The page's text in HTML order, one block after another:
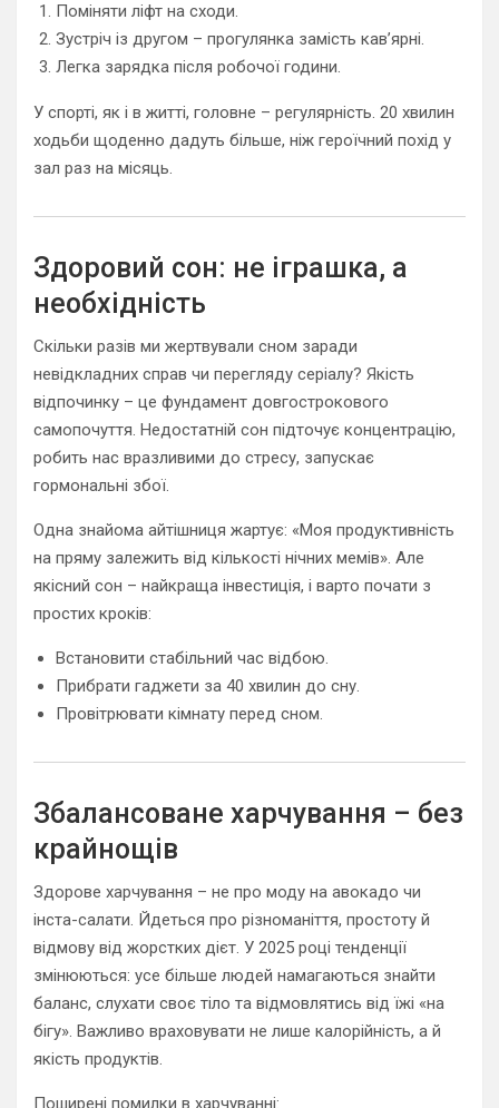
Поміняти ліфт на сходи.
Зустріч із другом – прогулянка замість кав’ярні.
Легка зарядка після робочої години.
У спорті, як і в житті, головне – регулярність. 20 хвилин
ходьби щоденно дадуть більше, ніж героїчний похід у
зал раз на місяць.
Здоровий сон: не іграшка, а
необхідність
Скільки разів ми жертвували сном заради
невідкладних справ чи перегляду серіалу? Якість
відпочинку – це фундамент довгострокового
самопочуття. Недостатній сон підточує концентрацію,
робить нас вразливими до стресу, запускає
гормональні збої.
Одна знайома айтішниця жартує: «Моя продуктивність
на пряму залежить від кількості нічних мемів». Але
якісний сон – найкраща інвестиція, і варто почати з
простих кроків:
Встановити стабільний час відбою.
Прибрати гаджети за 40 хвилин до сну.
Провітрювати кімнату перед сном.
Збалансоване харчування – без
крайнощів
Здорове харчування – не про моду на авокадо чи
інста-салати. Йдеться про різноманіття, простоту й
відмову від жорстких дієт. У 2025 році тенденції
змінюються: усе більше людей намагаються знайти
баланс, слухати своє тіло та відмовлятись від їжі «на
бігу». Важливо враховувати не лише калорійність, а й
якість продуктів.
Поширені помилки в харчуванні: